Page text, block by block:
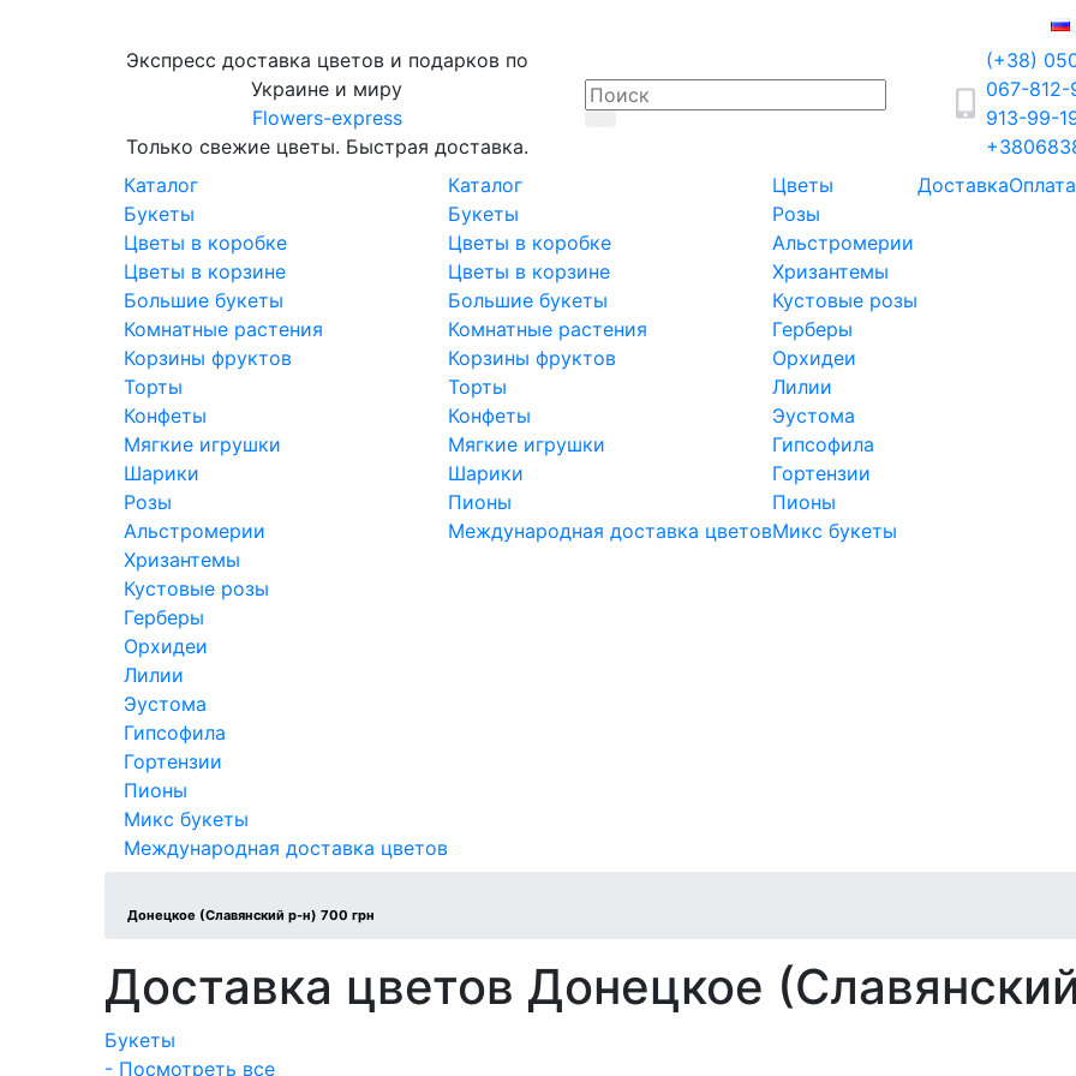
Экспресс доставка цветов и подарков по
Украине и миру
Flowers-express
Только свежие цветы. Быстрая доставка.
(+38)
067-
913-99-
Каталог
Букеты
Цветы в коробке
Цветы в корзине
Большие букеты
Комнатные растения
Корзины фруктов
Торты
Конфеты
Мягкие игрушки
Шарики
Розы
Альстромерии
Хризантемы
Кустовые розы
Герберы
Орхидеи
Лилии
Эустома
Гипсофила
Гортензии
Пионы
Микс букеты
Международная доставка цветов
Каталог
Букеты
Цветы в коробке
Цветы в корзине
Большие букеты
Комнатные растения
Корзины фруктов
Торты
Конфеты
Мягкие игрушки
Шарики
Пионы
Международная доставка цветов
Цветы
Розы
Альстромерии
Хризантемы
Кустовые розы
Герберы
Орхидеи
Лилии
Эустома
Гипсофила
Гортензии
Пионы
Микс букеты
ДоставкаОплата
Донецкое (Славянский р-н) 700 грн
Доставка цветов Донецкое
Букеты
- Посмотреть все